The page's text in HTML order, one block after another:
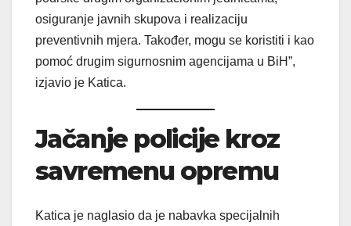
osiguranje javnih skupova i realizaciju
preventivnih mjera. Također, mogu se koristiti i kao
pomoć drugim sigurnosnim agencijama u BiH”,
izjavio je Katica.
Jačanje policije kroz
savremenu opremu
Katica je naglasio da je nabavka specijalnih